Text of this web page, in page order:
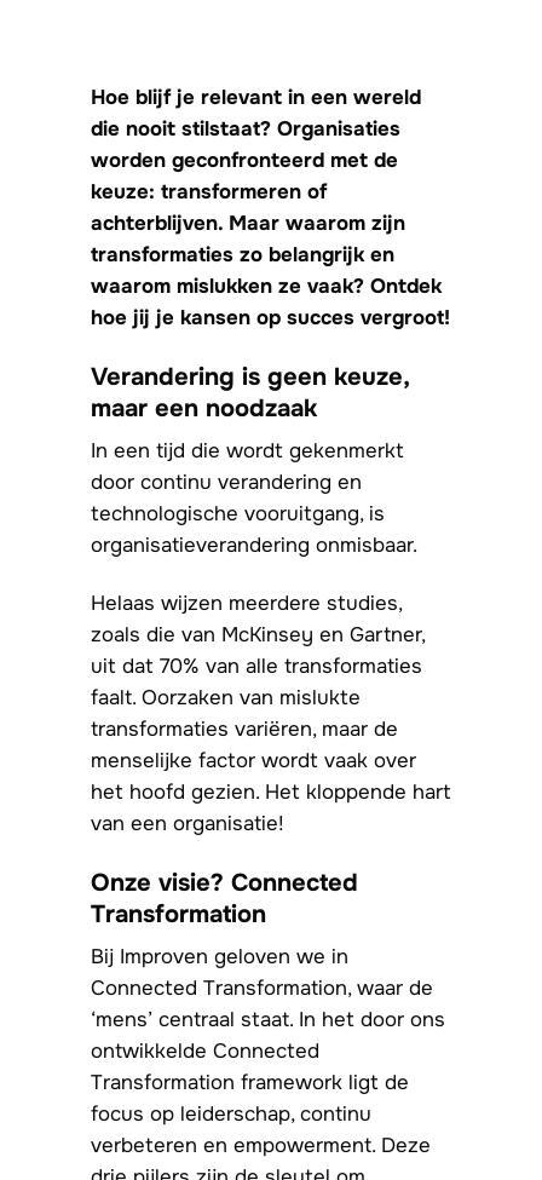
Hoe blijf je relevant in een wereld
die nooit stilstaat? Organisaties
worden geconfronteerd met de
keuze: transformeren of
achterblijven. Maar waarom zijn
transformaties zo belangrijk en
waarom mislukken ze vaak? Ontdek
hoe jij je kansen op succes vergroot!
Verandering is geen keuze,
maar een noodzaak
In een tijd die wordt gekenmerkt
door continu verandering en
technologische vooruitgang, is
organisatieverandering onmisbaar.
Helaas wijzen meerdere studies,
zoals die van McKinsey en Gartner,
uit dat 70% van alle transformaties
faalt. Oorzaken van mislukte
transformaties variëren, maar de
menselijke factor wordt vaak over
het hoofd gezien. Het kloppende hart
van een organisatie!
Onze visie? Connected
Transformation
Bij Improven geloven we in
Connected Transformation, waar de
‘mens’ centraal staat. In het door ons
ontwikkelde Connected
Transformation framework ligt de
focus op leiderschap, continu
verbeteren en empowerment. Deze